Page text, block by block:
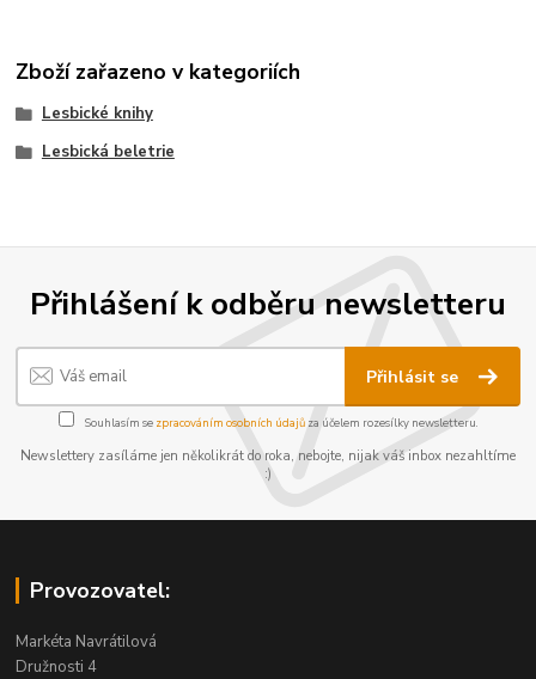
Zboží zařazeno v kategoriích
Lesbické knihy
Lesbická beletrie
Přihlášení k odběru newsletteru
Přihlásit se
Souhlasím se zpracováním osobních údajůza účelem rozesílky newsletteru.
Newslettery zasíláme jen několikrát do roka, nebojte, nijak váš inbox nezahltíme
:)
Provozovatel:
Markéta Navrátilová
Družnosti 4